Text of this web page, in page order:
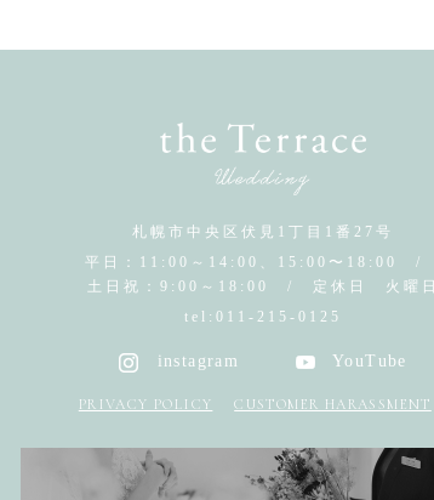
札幌市中央区伏見1丁目1番27号
平日：11:00～14:00、15:00〜18:00 /
土日祝：9:00～18:00
/
定休日 火曜日
tel: 011-215-0125
instagram YouTube
PRIVACY POLICY CUSTOMER HARASSMENT